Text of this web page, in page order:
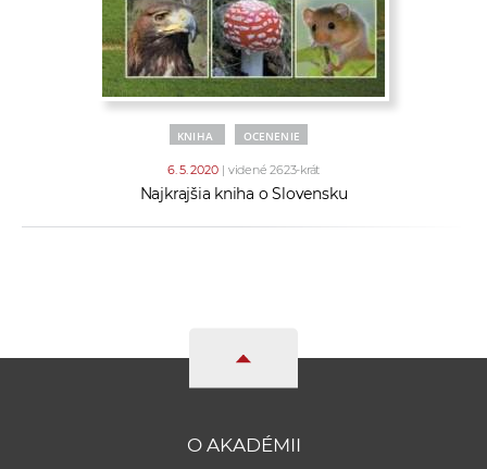
KNIHA OCENENIE
6. 5. 2020 | videné 2623-krát
Najkrajšia kniha o Slovensku
O AKADÉMII